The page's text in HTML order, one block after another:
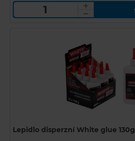
Lepidlo disperzní White glue 130g